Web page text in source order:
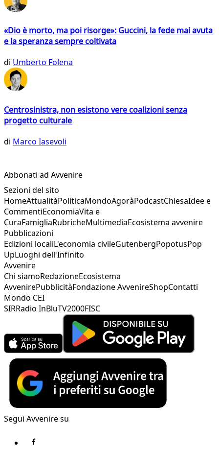
«Dio è morto, ma poi risorge»: Guccini, la fede mai avuta
e la speranza sempre coltivata
di Umberto Folena
Centrosinistra, non esistono vere coalizioni senza
progetto culturale
di Marco Iasevoli
Abbonati ad Avvenire
Sezioni del sito
HomeAttualitàPoliticaMondoAgoràPodcastChiesaIdee e
CommentiEconomiaVita e
CuraFamigliaRubricheMultimediaEcosistema avvenire
Pubblicazioni
Edizioni localiL'economia civileGutenbergPopotusPop
UpLuoghi dell'Infinito
Avvenire
Chi siamoRedazioneEcosistema
AvvenirePubblicitàFondazione AvvenireShopContatti
Mondo CEI
SIRRadio InBluTV2000FISC
Segui Avvenire su